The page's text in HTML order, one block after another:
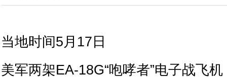
‍当地时间5月17日
美军两架EA-18G“咆哮者”电子战飞机